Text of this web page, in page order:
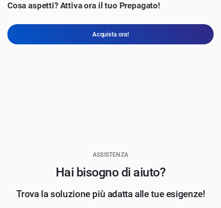
Cosa aspetti? Attiva ora il tuo Prepagato!
Acquista ora!
ASSISTENZA
Hai bisogno di aiuto?
Trova la soluzione più adatta alle tue esigenze!